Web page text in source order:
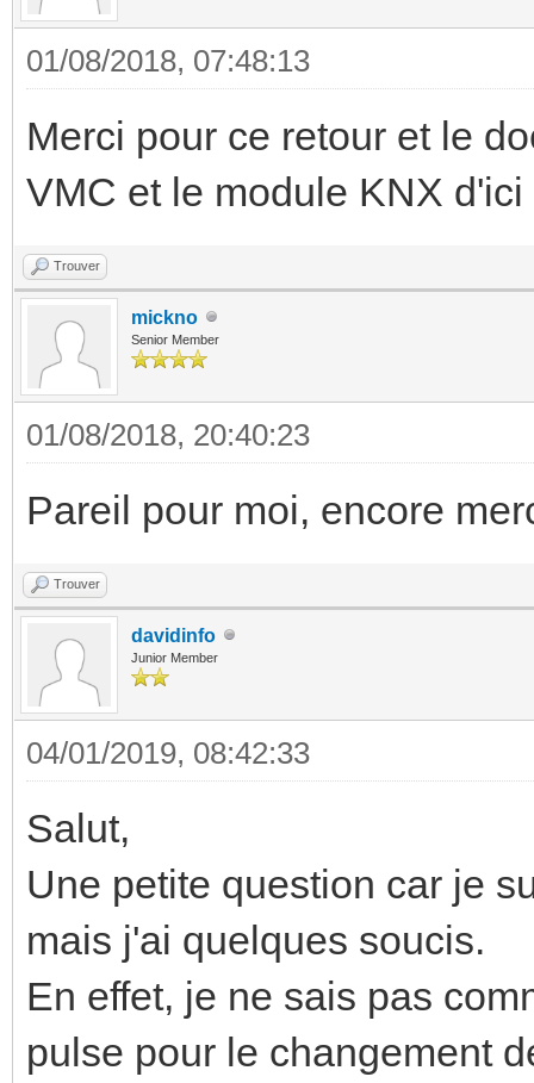
01/08/2018, 07:48:13
Merci pour ce retour et le
VMC et le module KNX
Trouver
mickno
Senior Member
01/08/2018, 20:40:23
Pareil pour moi, encore
Trouver
davidinfo
Junior Member
04/01/2019, 08:42:33
Salut,
Une petite question car je
mais j'ai quelques soucis.
En effet, je ne sais pas
pulse pour le changement